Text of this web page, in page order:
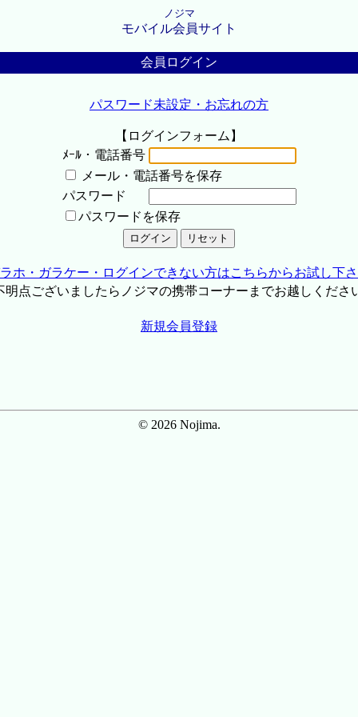
ノジマ
モバイル会員サイト
会員ログイン
パスワード未設定・お忘れの方
【ログインフォーム】
ﾒｰﾙ・電話番号
メール・電話番号を保存
パスワード
パスワードを保存
ホ・ガラケー・ログインできない方はこちらからお試し下
点ございましたらノジマの携帯コーナーまでお越しくださ
新規会員登録
© 2026 Nojima.